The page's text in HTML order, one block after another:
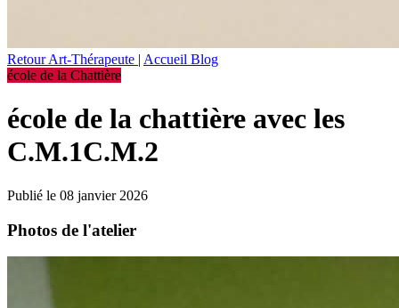
Retour Art-Thérapeute | Accueil Blog
école de la Chattière
école de la chattière avec les
C.M.1C.M.2
Publié le 08 janvier 2026
Photos de l'atelier